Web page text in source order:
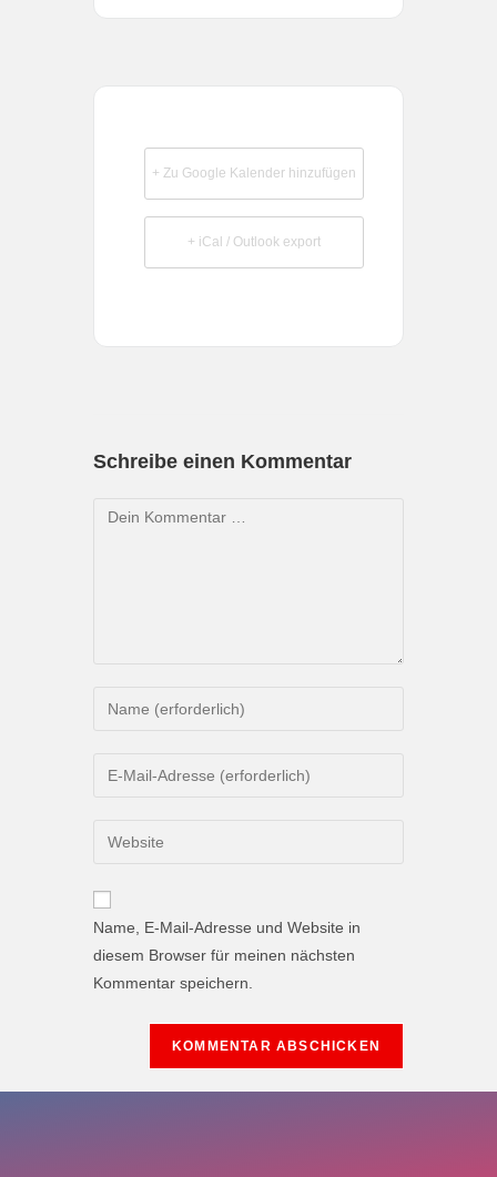
+ Zu Google Kalender hinzufügen
+ iCal / Outlook export
Schreibe einen Kommentar
Name, E-Mail-Adresse und Website in
diesem Browser für meinen nächsten
Kommentar speichern.